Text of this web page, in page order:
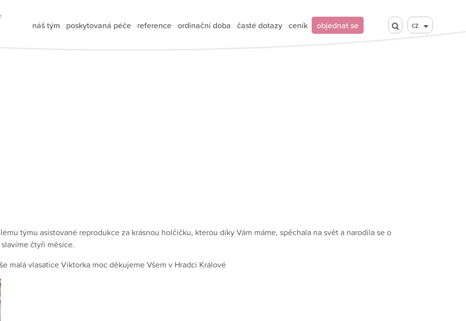
náš tým poskytovaná péče reference ordinační doba časté dotazy ceník objednat se cz
týmu asistované reprodukce za krásnou holčičku, kterou díky Vám máme, spěchala na svět a narodila se o
čtyři měsíce.
malá vlasatice Viktorka moc děkujeme Všem v Hradci Králové